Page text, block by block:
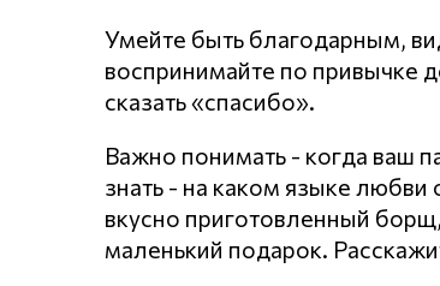
Умейте быть благодарным,
воспринимайте по привычке
сказать «спасибо».
Важно понимать - когда ваш
знать - на каком языке любви
вкусно приготовленный
маленький подарок.